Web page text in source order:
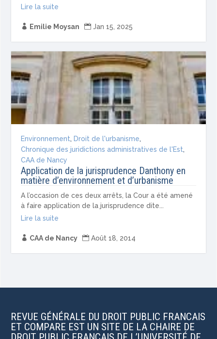
Lire la suite
 Emilie Moysan  Jan 15, 2025
Environnement, Droit de l'urbanisme,
Chronique des juridictions administratives de l'Est,
CAA de Nancy
Application de la jurisprudence Danthony en
matière d’environnement et d’urbanisme
A l’occasion de ces deux arrêts, la Cour a été amené
à faire application de la jurisprudence dite...
Lire la suite
 CAA de Nancy  Août 18, 2014
REVUE GÉNÉRALE DU DROIT PUBLIC FRANCAIS
ET COMPARE EST UN SITE DE LA CHAIRE DE